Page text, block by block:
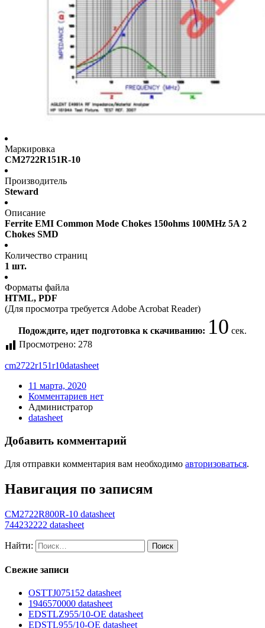
Маркировка
CM2722R151R-10
Производитель
Steward
Описание
Ferrite EMI Common Mode Chokes 150ohms 100MHz 5A 2
Chokes SMD
Количество страниц
1 шт.
Форматы файла
HTML, PDF
(Для просмотра требуется Adobe Acrobat Reader)
Подождите, идет подготовка к скачиванию:9сек.
Просмотрено: 278
cm2722r151r10datasheet
11 марта, 2020
Комментариев нет
Администратор
datasheet
Добавить комментарий
Для отправки комментария вам необходимо авторизоваться.
Навигация по записям
CM2722R800R-10 datasheet
744232222 datasheet
Найти:
Свежие записи
OSTTJ075152 datasheet
1946570000 datasheet
EDSTLZ955/10-OE datasheet
EDSTL955/10-OE datasheet